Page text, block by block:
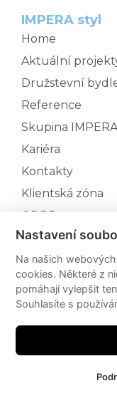
IMPERA styl
Home
Aktuální
Družstevní
Reference
Skupina
Kariéra
Kontakty
Klientská zóna
GDPR
Aktuální
Rezidence
Rezidence
Rezidence
Bytový dům
Nastavení
Na našich
cookies. Některé z
pomáhají vylepšit
Souhlasíte s